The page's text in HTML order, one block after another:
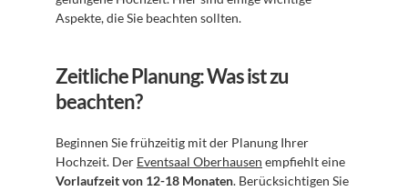
Aspekte, die Sie beachten sollten.
Zeitliche Planung: Was ist zu
beachten?
Beginnen Sie frühzeitig mit der Planung Ihrer
Hochzeit. Der Eventsaal Oberhausen
Vorlaufzeit von 12-18 Monaten. Berücksichtigen Sie